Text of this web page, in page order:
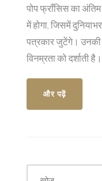
पोप फ्राँसिस का
में होगा, जिसमें
पत्रकार जुटेंगे। उनकी
विनम्रता को दर्शाती
और पढ़ें